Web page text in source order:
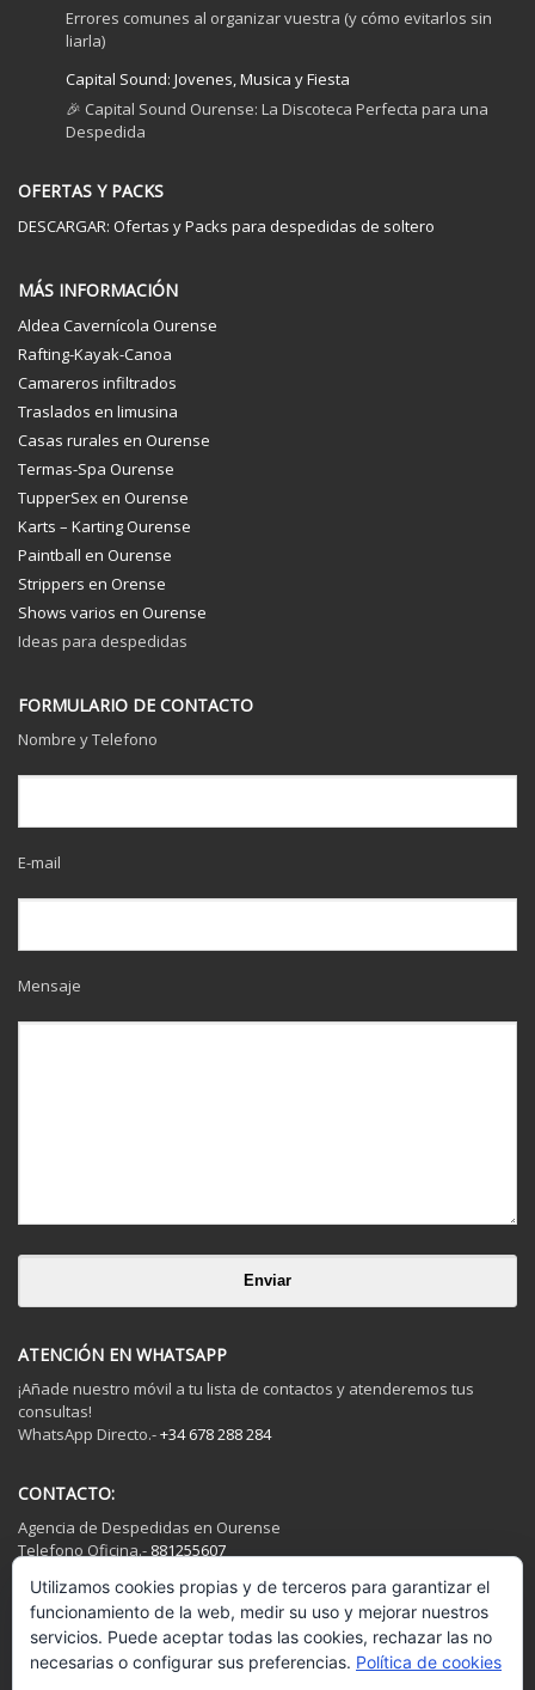
Errores comunes al organizar vuestra (y cómo evitarlos sin
liarla)
Capital Sound: Jovenes, Musica y Fiesta
🎉 Capital Sound Ourense: La Discoteca Perfecta para una
Despedida
OFERTAS Y PACKS
DESCARGAR: Ofertas y Packs para despedidas de soltero
MÁS INFORMACIÓN
Aldea Cavernícola Ourense
Rafting-Kayak-Canoa
Camareros infiltrados
Traslados en limusina
Casas rurales en Ourense
Termas-Spa Ourense
TupperSex en Ourense
Karts – Karting Ourense
Paintball en Ourense
Strippers en Orense
Shows varios en Ourense
Ideas para despedidas
FORMULARIO DE CONTACTO
Nombre y Telefono
E-mail
Mensaje
ATENCIÓN EN WHATSAPP
¡Añade nuestro móvil a tu lista de contactos y atenderemos tus
consultas!
WhatsApp Directo.-+34 678 288 284
CONTACTO:
Agencia de Despedidas en Ourense
Telefono Oficina.- 881255607
Mail.-info@despedidasourense.com|
Reserva YA !!
Utilizamos cookies propias y de terceros para garantizar el
funcionamiento de la web, medir su uso y mejorar nuestros
servicios. Puede aceptar todas las cookies, rechazar las no
necesarias o configurar sus preferencias. Política de cookies